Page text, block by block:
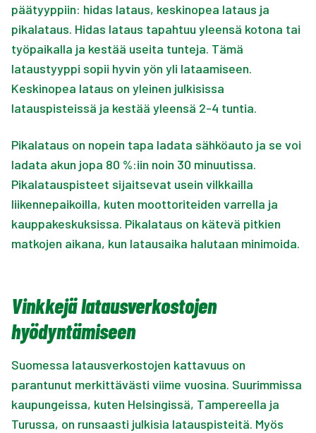
päätyyppiin: hidas lataus, keskinopea lataus ja
pikalataus. Hidas lataus tapahtuu yleensä kotona tai
työpaikalla ja kestää useita tunteja. Tämä
lataustyyppi sopii hyvin yön yli lataamiseen.
Keskinopea lataus on yleinen julkisissa
latauspisteissä ja kestää yleensä 2-4 tuntia.
Pikalataus on nopein tapa ladata sähköauto ja se voi
ladata akun jopa 80 %:iin noin 30 minuutissa.
Pikalatauspisteet sijaitsevat usein vilkkailla
liikennepaikoilla, kuten moottoriteiden varrella ja
kauppakeskuksissa. Pikalataus on kätevä pitkien
matkojen aikana, kun latausaika halutaan minimoida.
Vinkkejä latausverkostojen
hyödyntämiseen
Suomessa latausverkostojen kattavuus on
parantunut merkittävästi viime vuosina. Suurimmissa
kaupungeissa, kuten Helsingissä, Tampereella ja
Turussa, on runsaasti julkisia latauspisteitä. Myös